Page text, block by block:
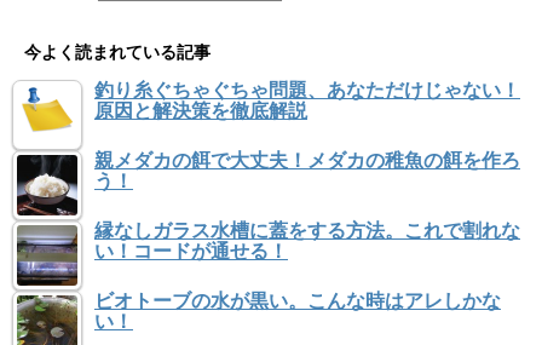
今よく読まれている記事
釣り糸ぐちゃぐちゃ問題、あなただけじゃない！
原因と解決策を徹底解説
親メダカの餌で大丈夫！メダカの稚魚の餌を作ろ
う！
縁なしガラス水槽に蓋をする方法。これで割れな
い！コードが通せる！
ビオトーブの水が黒い。こんな時はアレしかな
い！